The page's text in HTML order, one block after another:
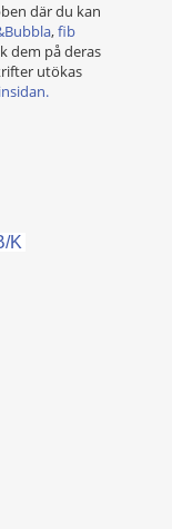
där du kan
,fib
dem på deras
utökas
K